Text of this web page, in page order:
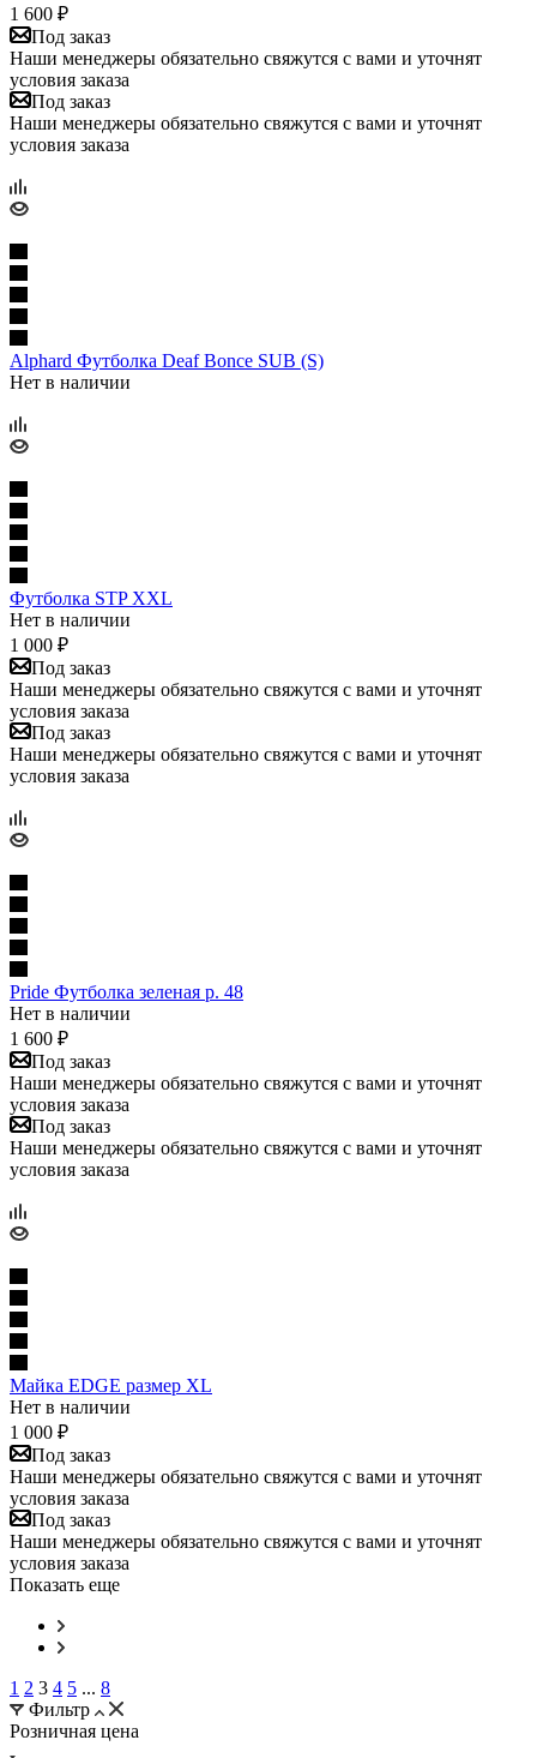
1 600 ₽
Под заказ
Наши менеджеры обязательно свяжутся с вами и уточнят
условия заказа
Под заказ
Наши менеджеры обязательно свяжутся с вами и уточнят
условия заказа
Alphard Футболка Deaf Bonce SUB (S)
Нет в наличии
Футболка STP XXL
Нет в наличии
1 000 ₽
Под заказ
Наши менеджеры обязательно свяжутся с вами и уточнят
условия заказа
Под заказ
Наши менеджеры обязательно свяжутся с вами и уточнят
условия заказа
Pride Футболка зеленая р. 48
Нет в наличии
1 600 ₽
Под заказ
Наши менеджеры обязательно свяжутся с вами и уточнят
условия заказа
Под заказ
Наши менеджеры обязательно свяжутся с вами и уточнят
условия заказа
Майка EDGE размер XL
Нет в наличии
1 000 ₽
Под заказ
Наши менеджеры обязательно свяжутся с вами и уточнят
условия заказа
Под заказ
Наши менеджеры обязательно свяжутся с вами и уточнят
условия заказа
Показать еще
1 2 3 4 5 ... 8
Фильтр
Розничная цена